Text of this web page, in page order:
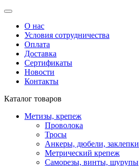
О нас
Условия сотрудничества
Оплата
Доставка
Сертификаты
Новости
Контакты
Каталог товаров
Метизы, крепеж
Проволока
Тросы
Анкеры, дюбели, заклепки
Метрический крепеж
Саморезы, винты, шурупы